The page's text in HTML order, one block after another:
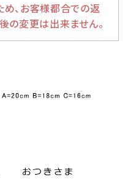
、お客様都合での返
の変更は出来ません。